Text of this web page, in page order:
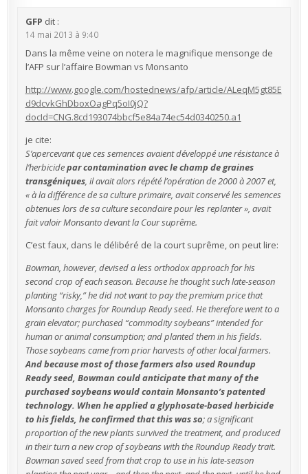
GFP dit :
14 mai 2013 à 9:40
Dans la même veine on notera le magnifique mensonge de
l’AFP sur l’affaire Bowman vs Monsanto
http://www.google.com/hostednews/afp/article/ALeqM5gt85E
d9dcvkGhDboxOagPq5oI0jQ?
docId=CNG.8cd193074bbcf5e84a74ec54d0340250.a1
je cite:
S’apercevant que ces semences avaient développé une résistance à
l’herbicidepar contamination avec le champ de graines
transgéniques, il avait alors répété l’opération de 2000 à 2007 et,
« à la différence de sa culture primaire, avait conservé les semences
obtenues lors de sa culture secondaire pour les replanter », avait
fait valoir Monsanto devant la Cour suprême.
C’est faux, dans le délibéré de la court suprême, on peut lire:
Bowman, however, devised a less orthodox approach for his
second crop of each season. Because he thought such late-season
planting “risky,” he did not want to pay the premium price that
Monsanto charges for Roundup Ready seed. He therefore went to a
grain elevator; purchased “commodity soybeans” intended for
human or animal consumption; and planted them in his fields.
Those soybeans came from prior harvests of other local farmers.
And because most of those farmers also used Roundup
Ready seed, Bowman could anticipate that many of the
purchased soybeans would contain Monsanto’s patented
technology. When he applied a glyphosate-based herbicide
to his fields, he confirmed that this was so; a significant
proportion of the new plants survived the treatment, and produced
in their turn a new crop of soybeans with the Roundup Ready trait.
Bowman saved seed from that crop to use in his late-season